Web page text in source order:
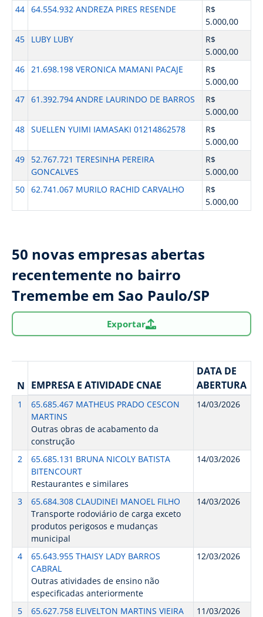
44 64.554.932 ANDREZA PIRES RESENDE
R$
5.000,00
45
LUBY LUBY
R$
5.000,00
46 21.698.198 VERONICA MAMANI PACAJE
R$
5.000,00
47 61.392.794 ANDRE LAURINDO DE BARROS
R$
5.000,00
48 SUELLEN YUIMI IAMASAKI 01214862578
R$
5.000,00
49
52.767.721 TERESINHA PEREIRA
GONCALVES
R$
5.000,00
50 62.741.067 MURILO RACHID CARVALHO
R$
5.000,00
50 novas empresas abertas
recentemente no bairro
Tremembe em Sao Paulo/SP
Exportar
N EMPRESA E ATIVIDADE CNAE
DATA DE
ABERTURA
1
65.685.467 MATHEUS PRADO CESCON
MARTINS
Outras obras de acabamento da
construção
14/03/2026
2
65.685.131 BRUNA NICOLY BATISTA
BITENCOURT
Restaurantes e similares
14/03/2026
3
65.684.308 CLAUDINEI MANOEL FILHO
Transporte rodoviário de carga exceto
produtos perigosos e mudanças
municipal
14/03/2026
4
65.643.955 THAISY LADY BARROS
CABRAL
Outras atividades de ensino não
especificadas anteriormente
12/03/2026
5 65.627.758 ELIVELTON MARTINS VIEIRA 11/03/2026